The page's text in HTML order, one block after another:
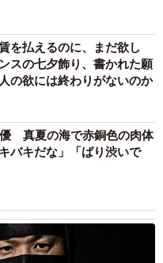
を払えるのに、まだ欲し
スの七夕飾り、書かれた願
の欲には終わりがないのか
真夏の海で赤銅色の肉体
バキだな」「ばり渋いで